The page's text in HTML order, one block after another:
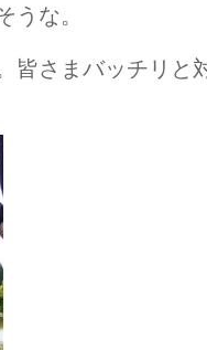
うな。
皆さまバッチリと